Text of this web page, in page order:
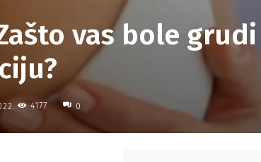
vas bole grudi
4177 0